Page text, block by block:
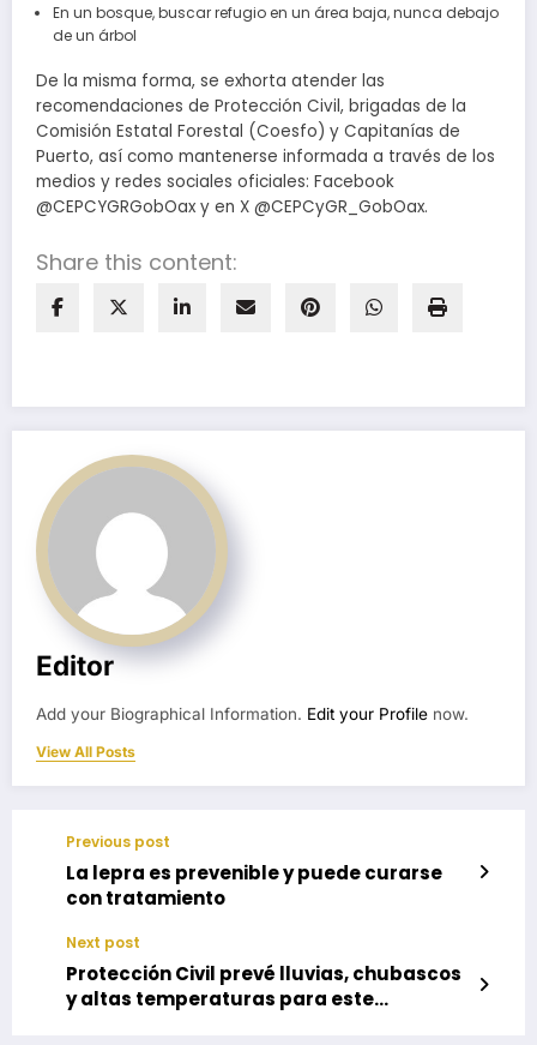
En un bosque, buscar refugio en un área baja, nunca debajo
de un árbol
De la misma forma, se exhorta atender las
recomendaciones de Protección Civil, brigadas de la
Comisión Estatal Forestal (Coesfo) y Capitanías de
Puerto, así como mantenerse informada a través de los
medios y redes sociales oficiales: Facebook
@CEPCYGRGobOax y en X @CEPCyGR_GobOax.
Share this content:
Editor
Add your Biographical Information. Edit your Profile now.
View All Posts
Previous post
La lepra es prevenible y puede curarse
con tratamiento
Next post
Protección Civil prevé lluvias, chubascos
y altas temperaturas para este